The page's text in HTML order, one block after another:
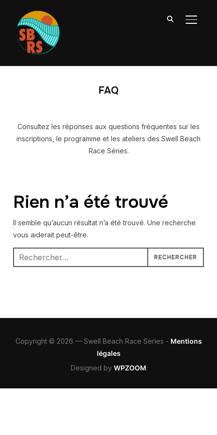
FAQ
Consultez les réponses aux questions fréquentes sur les
inscriptions, le programme et les ateliers des Swell Beach
Race Séries.
Rien n’a été trouvé
Il semble qu’aucun résultat n’a été trouvé. Une recherche
vous aiderait peut-être.
Rechercher :
Copyright © 2026 — Swell Beach Race Series - Mentions
légales
Designed by WPZOOM